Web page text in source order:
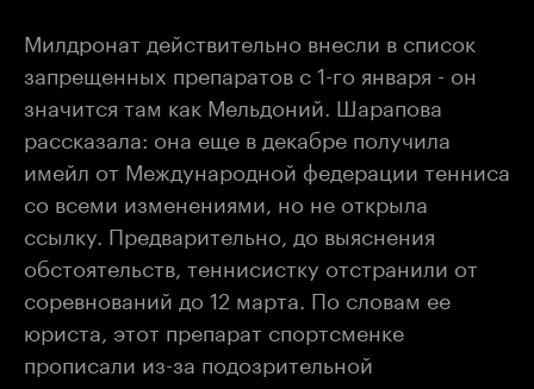
Милдронат действительно внесли в список
запрещенных препаратов с 1-го января - он
значится там как Мельдоний. Шарапова
рассказала: она еще в декабре получила
имейл от Международной федерации тенниса
со всеми изменениями, но не открыла
ссылку. Предварительно, до выяснения
обстоятельств, теннисистку отстранили от
соревнований до 12 марта. По словам ее
юриста, этот препарат спортсменке
прописали из-за подозрительной